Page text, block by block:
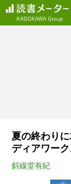
夏の終わり
ディアワー
斜線堂有紀